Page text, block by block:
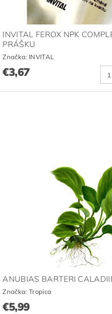
INVITAL FEROX NPK
PRÁŠKU
Značka: INVITAL
€3,67
ANUBIAS BARTERI
Značka: Tropica
€5,99